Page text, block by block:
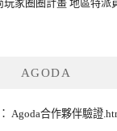
AGODA
Agoda合作夥伴驗證